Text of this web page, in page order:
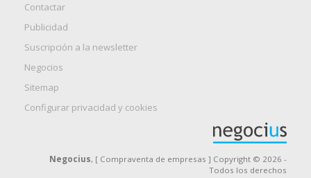
Contactar
Publicidad
Suscripción a la newsletter
Negocios
Sitemap
Configurar privacidad y cookies
Negocius, [ Compraventa de empresas ] Copyright © 2026 -
Todos los derechos